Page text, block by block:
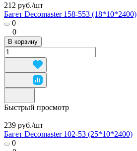
212 руб./шт
Багет Decomaster 158-553 (18*10*2400)
0
0
В корзину
Быстрый просмотр
239 руб./шт
Багет Decomaster 102-53 (25*10*2400)
0